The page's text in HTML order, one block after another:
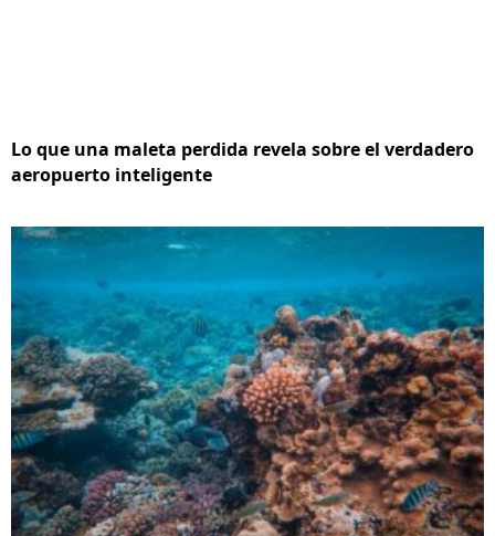
Lo que una maleta perdida revela sobre el verdadero
aeropuerto inteligente